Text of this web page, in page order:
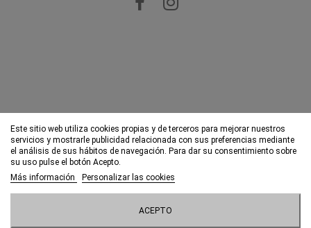
Este sitio web utiliza cookies propias y de terceros para mejorar nuestros
servicios y mostrarle publicidad relacionada con sus preferencias mediante
el análisis de sus hábitos de navegación. Para dar su consentimiento sobre
su uso pulse el botón Acepto.
Más información
Personalizar las cookies
ACEPTO